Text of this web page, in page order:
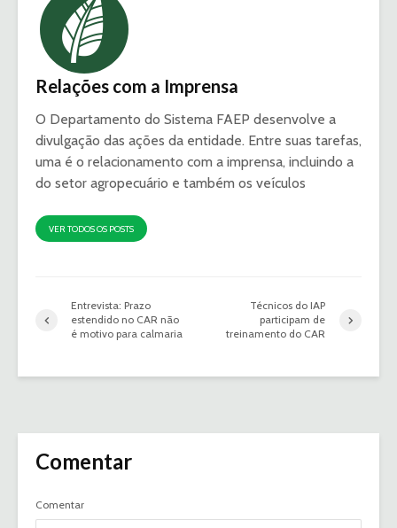
Relações com a Imprensa
O Departamento do Sistema FAEP desenvolve a
divulgação das ações da entidade. Entre suas tarefas,
uma é o relacionamento com a imprensa, incluindo a
do setor agropecuário e também os veículos
VER TODOS OS POSTS
Entrevista: Prazo
estendido no CAR não
é motivo para calmaria
Técnicos do IAP
participam de
treinamento do CAR
Comentar
Comentar